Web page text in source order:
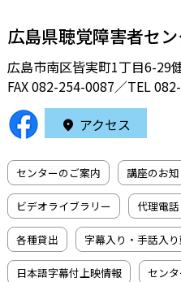
広島県聴覚障害者セ
広島市南区皆実町1丁目6-29
FAX 082-254-0087／TEL
アクセス
センターのご案内 講座のお
ビデオライブラリー 代理電
各種貸出 字幕入り・手話入
日本語字幕付上映情報 セン